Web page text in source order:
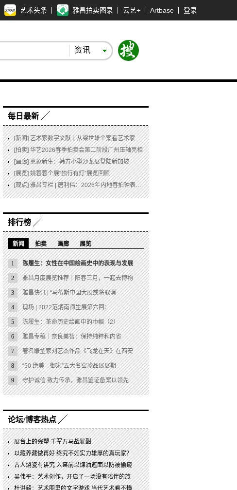
艺术头条 雅昌拍卖图录 云艺+ Artbase 登录
资讯
每日最新
[新闻]艺术家数字文献｜从梁世雄个案看艺术家艺术数字文献的重要性和紧迫性
[拍卖]华艺2026春季拍卖会第二阶段广州压轴亮相
[画廊]意象新生：韩方小型沙龙展登陆新加坡
[展览]姚蓉蓉个展“独行有灯”展览回顾
[观点]雅昌专栏 | 唐利伟：2026年内地春拍钟表市场观察 赛道重构、圈层分化与收藏逻辑迭代
排行榜
新闻 拍卖 画廊 展览
1 陈履生：女性在中国绘画史中的表现与发展
2 雅昌月度展览推荐｜阳春三月，一起去博物
3 雅昌快讯 | “马蒂斯中国大展或将取消
4 现场 | 2022范炳南师生展第六回：
5 陈履生：革命历史绘画中的巾帼（2）
6 雅昌专稿｜奈良美智：保持纯粹和内省
7 著名雕塑家刘艺杰作品《飞龙在天》在西安
8 “50 绝美—御宋”五大名窑珍品展展期
9 守护诚信 致力传承，雅昌鉴证备案以领先
论坛/博客热点
展台上的瓷塑 千军万马战犹酣
以藏养藏做再好 终究不如实力雄厚的真玩家？
古人烧瓷有讲究 入窑前以煤油遮面以防被偷窥
吴伟平：艺术创作，开启了一场没有陪伴的旅
杜洪毅：艺术圈里的文字游戏 当代艺术看不懂